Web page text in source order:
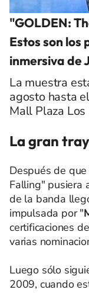
"GOLDEN:
Estos son los
inmersiva de
La muestra
agosto hasta
Mall Plaza Los
La gran
Después de
Falling" pusiera
de la banda
impulsada por "
certificaciones
varias
Luego sólo
2009, cuando